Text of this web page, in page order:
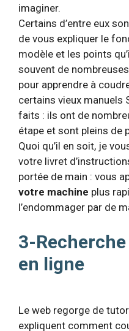
imaginer.
Certains d’entre eux
de vous expliquer le
modèle et les points
souvent de
pour apprendre à
certains vieux manuels
faits : ils ont de
étape et sont pleins de
Quoi qu’il en soit, je
votre livret
portée de main : vous
votre machine plus
l’endommager par de
3-
en ligne
Le web regorge de
expliquent comment